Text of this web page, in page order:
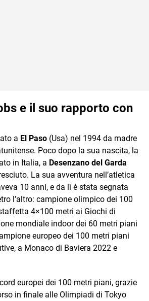
e il suo rapporto con
a El Paso (Usa) nel 1994 da madre
Poco dopo la sua nascita, la
in Italia, a Desenzano del Garda
La sua avventura nell’atletica
10 anni, e da lì è stata segnata
l’altro: campione olimpico dei 100
4×100 metri ai Giochi di
mondiale indoor dei 60 metri piani
europeo dei 100 metri piani
a Monaco di Baviera 2022 e
europei dei 100 metri piani, grazie
in finale alle Olimpiadi di Tokyo